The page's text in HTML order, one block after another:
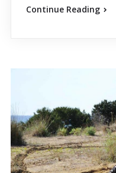
Continue Reading